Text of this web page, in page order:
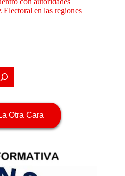
Electoral en las regiones
Otra Cara